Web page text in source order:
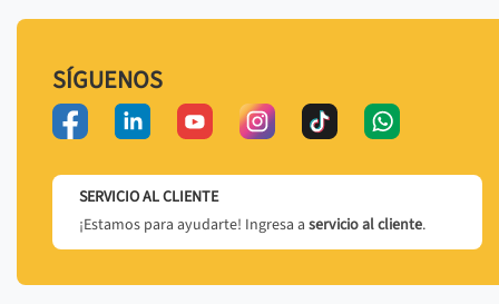
SÍGUENOS
SERVICIO AL CLIENTE
¡Estamos para ayudarte! Ingresa a servicio al cliente.